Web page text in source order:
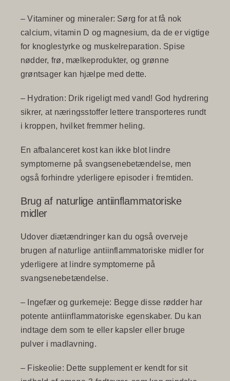
–Vitaminer og mineraler: Sørg for at få nok
calcium, vitamin D og magnesium, da de er vigtige
for knoglestyrke og muskelreparation. Spise
nødder, frø, mælkeprodukter, og grønne
grøntsager kan hjælpe med dette.
– Hydration: Drik rigeligt med vand! God hydrering
sikrer, at næringsstoffer lettere transporteres rundt
i kroppen, hvilket fremmer heling.
En afbalanceret kost kan ikke blot lindre
symptomerne på svangsenebetændelse, men
også forhindre yderligere episoder i fremtiden.
Brug af naturlige antiinflammatoriske
midler
Udover diætændringer kan du også overveje
brugen af naturlige antiinflammatoriske midler for
yderligere at lindre symptomerne på
svangsenebetændelse.
– Ingefær og gurkemeje: Begge disse rødder har
potente antiinflammatoriske egenskaber. Du kan
indtage dem som te eller kapsler eller bruge
pulver i madlavning.
– Fiskeolie: Dette supplement er kendt for sit